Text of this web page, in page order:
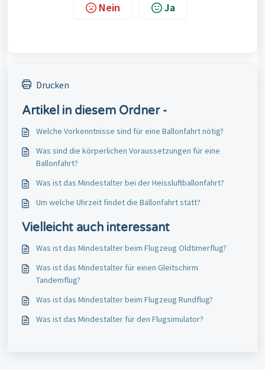
Nein Ja
Drucken
Artikel in diesem Ordner -
Welche Vorkenntnisse sind für eine Ballonfahrt nötig?
Was sind die körperlichen Voraussetzungen für eine
Ballonfahrt?
Was ist das Mindestalter bei der Heissluftballonfahrt?
Um welche Uhrzeit findet die Ballonfahrt statt?
Vielleicht auch interessant
Was ist das Mindestalter beim Flugzeug Oldtimerflug?
Was ist das Mindestalter für einen Gleitschirm
Tandemflug?
Was ist das Mindestalter beim Flugzeug Rundflug?
Was ist das Mindestalter für den Flugsimulator?